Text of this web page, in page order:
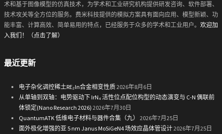
术和基于图像模型的仿真技术，为学术和工业研究机构提供研发咨询、软件部署、
技术攻关等全方位的服务。费米科技提供的模拟方案具有面向应用、模型新颖、功
能丰富、计算高效、简单易用的特点，已经服务于众多的学术和工业用户。 欢迎加
入我们！（点击了解）
最近更新
电子杂化调控稀土RE₂In合金相变性质2026年8月6日
从单轴到双轴：电势驱动下 IrN₄ 活性位点配位构型的动态演变与 C-N 偶联前
体锁定(Nano Research 2026) 2026年7月30日
QuantumATK 低维电子材料与器件合集（九）
2026年7月25日
面外极化增强的亚 5 nm Janus MoSiGeN4 场效应晶体管设计2026年7月25日